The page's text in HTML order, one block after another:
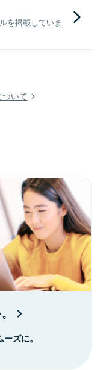
を掲載していま
いて
ズに。